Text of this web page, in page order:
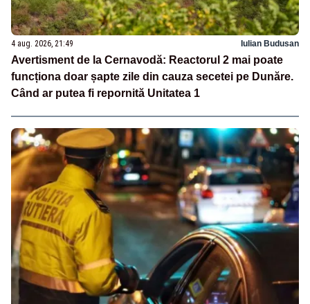
4 aug. 2026, 21:49 Iulian Budusan
Avertisment de la Cernavodă: Reactorul 2 mai poate
funcționa doar șapte zile din cauza secetei pe Dunăre.
Când ar putea fi repornită Unitatea 1